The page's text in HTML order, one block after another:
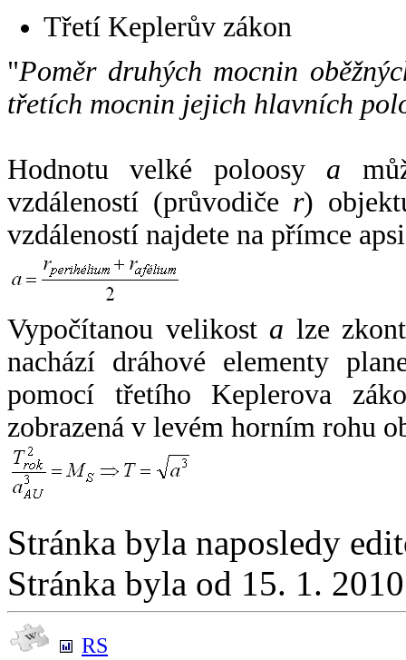
Třetí Keplerův zákon
"Poměr druhých mocnin
třetích mocnin jejich hlavních
Hodnotu velké poloosy a
vzdáleností (průvodiče r)
vzdáleností najdete na přímce
Vypočítanou velikost a lze
nachází dráhové elementy
pomocí třetího Keplerova
zobrazená v levém horním rohu
Stránka byla naposledy
Stránka byla od 15. 1.
RS